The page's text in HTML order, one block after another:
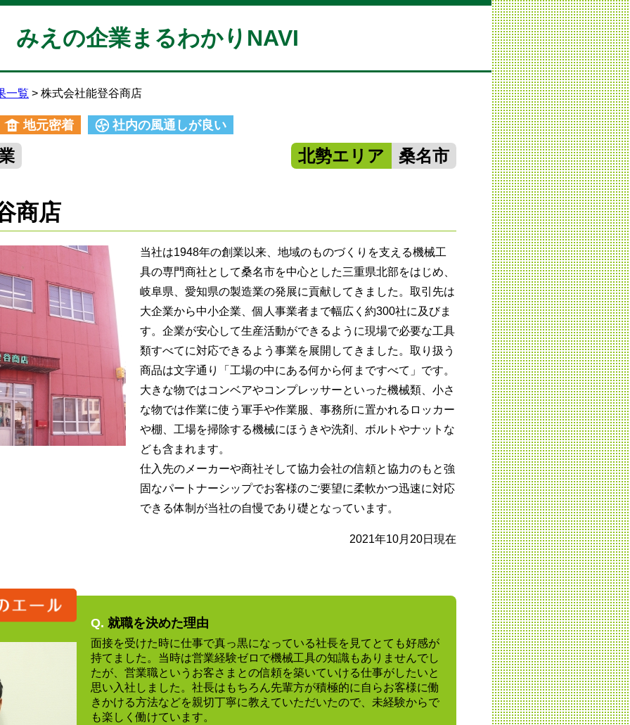
みえの企業まるわかりNAVI
一覧 株式会社能登谷商店
地元密着 社内の風通しが良い
北勢エリア 桑名市
商店
当社は1948年の創業以来、地域のものづくりを支える機械工
具の専門商社として桑名市を中心とした三重県北部をはじめ、
岐阜県、愛知県の製造業の発展に貢献してきました。取引先は
大企業から中小企業、個人事業者まで幅広く約300社に及びま
す。企業が安心して生産活動ができるように現場で必要な工具
類すべてに対応できるよう事業を展開してきました。取り扱う
商品は文字通り「工場の中にある何から何まですべて」です。
大きな物ではコンベアやコンプレッサーといった機械類、小さ
な物では作業に使う軍手や作業服、事務所に置かれるロッカー
や棚、工場を掃除する機械にほうきや洗剤、ボルトやナットな
ども含まれます。
仕入先のメーカーや商社そして協力会社の信頼と協力のもと強
固なパートナーシップでお客様のご要望に柔軟かつ迅速に対応
できる体制が当社の自慢であり礎となっています。
2021年10月20日現在
Q. 就職を決めた理由
面接を受けた時に仕事で真っ黒になっている社長を見てとても好感が
持てました。当時は営業経験ゼロで機械工具の知識もありませんでし
たが、営業職というお客さまとの信頼を築いていける仕事がしたいと
思い入社しました。社長はもちろん先輩方が積極的に自らお客様に働
きかける方法などを親切丁寧に教えていただいたので、未経験からで
も楽しく働けています。